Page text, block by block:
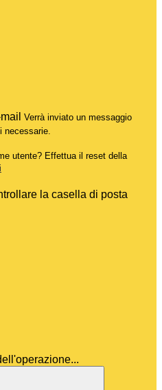
Verrà inviato un messaggio
necessarie.
utente? Effettua il reset della
la casella di posta